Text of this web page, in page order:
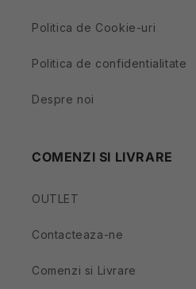
Politica de Cookie-uri
Politica de confidentialitate
Despre noi
COMENZI SI LIVRARE
OUTLET
Contacteaza-ne
Comenzi si Livrare